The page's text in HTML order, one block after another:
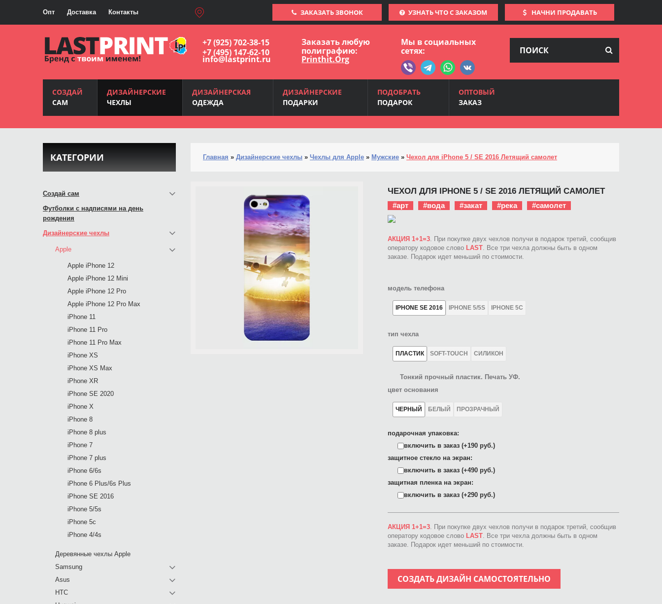
Опт Доставка Контакты ЗАКАЗАТЬ ЗВОНОК УЗНАТЬ ЧТО С ЗАКАЗОМ НАЧНИ ПРОДАВАТЬ
+7 (925) 702-38-15
+7 (495) 147-62-10
info@lastprint.ru
Заказать любую
полиграфию:
Printhit.Org
Мы в социальных
сетях:
СОЗДАЙ
САМ
ДИЗАЙНЕРСКИЕ
ЧЕХЛЫ
ДИЗАЙНЕРСКАЯ
ОДЕЖДА
ДИЗАЙНЕРСКИЕ
ПОДАРКИ
ПОДОБРАТЬ
ПОДАРОК
ОПТОВЫЙ
ЗАКАЗ
Главная » Дизайнерские чехлы » Чехлы для Apple » Мужские » Чехол для iPhone 5 / SE 2016 Летящий самолет
ЧЕХОЛ ДЛЯ IPHONE 5 / SE 2016 ЛЕТЯЩИЙ САМОЛЕТ
#арт #вода #закат #река #самолет
АКЦИЯ 1+1=3. При покупке двух чехлов получи в подарок третий, сообщив
оператору кодовое слово LAST. Все три чехла должны быть в одном
заказе. Подарок идет меньший по стоимости.
модель телефона
IPHONE SE 2016 IPHONE 5/5S IPHONE 5C
тип чехла
ПЛАСТИК SOFT-TOUCH СИЛИКОН
Тонкий прочный пластик. Печать УФ.
цвет основания
ЧЕРНЫЙ БЕЛЫЙ ПРОЗРАЧНЫЙ
подарочная упаковка:
включить в заказ (+190 руб.)
защитное стекло на экран:
включить в заказ (+490 руб.)
защитная пленка на экран:
включить в заказ (+290 руб.)
АКЦИЯ 1+1=3. При покупке двух чехлов получи в подарок третий, сообщив
оператору кодовое слово LAST. Все три чехла должны быть в одном
заказе. Подарок идет меньший по стоимости.
СОЗДАТЬ ДИЗАЙН САМОСТОЯТЕЛЬНО
КАТЕГОРИИ
Создай сам
Футболки с надписями на день
рождения
Дизайнерские чехлы
Apple
Apple iPhone 12
Apple iPhone 12 Mini
Apple iPhone 12 Pro
Apple iPhone 12 Pro Max
iPhone 11
iPhone 11 Pro
iPhone 11 Pro Max
iPhone XS
iPhone XS Max
iPhone XR
iPhone SE 2020
iPhone X
iPhone 8
iPhone 8 plus
iPhone 7
iPhone 7 plus
iPhone 6/6s
iPhone 6 Plus/6s Plus
iPhone SE 2016
iPhone 5/5s
iPhone 5c
iPhone 4/4s
Деревянные чехлы Apple
Samsung
Asus
HTC